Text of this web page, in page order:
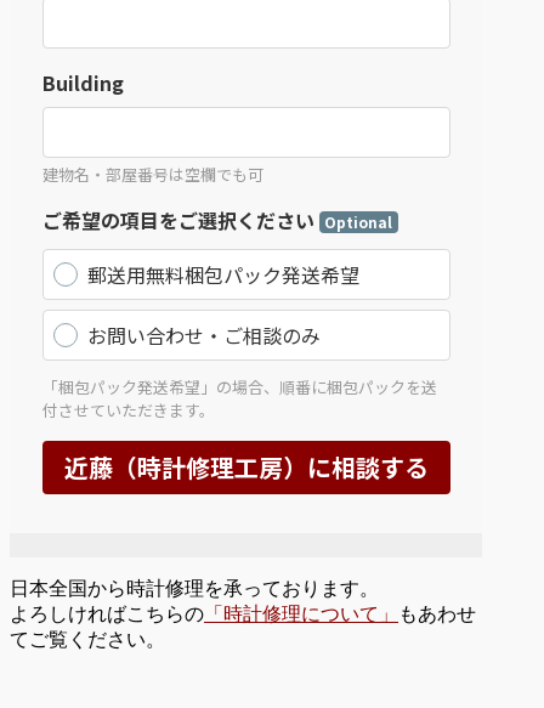
日本全国から時計修理を承っております。
よろしければこちらの 「時計修理について」
もあわせ
てご覧ください。